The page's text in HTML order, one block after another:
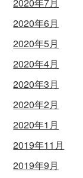
2020年7月
2020年6月
2020年5月
2020年4月
2020年3月
2020年2月
2020年1月
2019年11月
2019年9月